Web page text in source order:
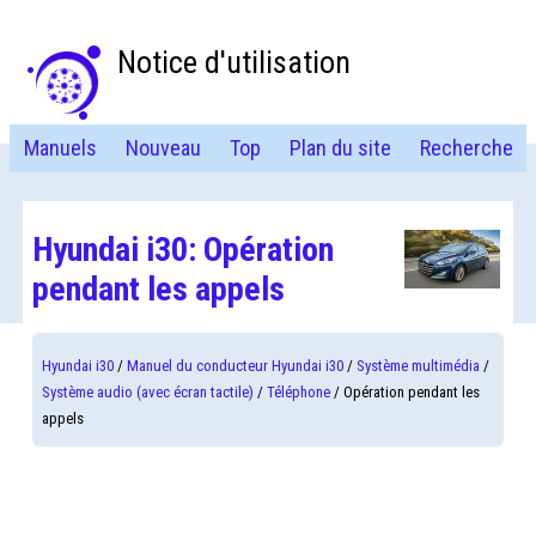
Notice d'utilisation
Manuels Nouveau Top Plan du site Recherche
Hyundai i30: Opération
pendant les appels
Hyundai i30 /Manuel du conducteur Hyundai i30 / Système multimédia /
Système audio (avec écran tactile) /Téléphone / Opération pendant les
appels